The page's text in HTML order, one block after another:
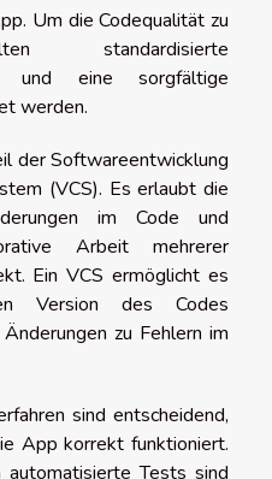
Um die Codequalität zu
standardisierte
und eine sorgfältige
werden.
der Softwareentwicklung
(VCS). Es erlaubt die
im Code und
Arbeit mehrerer
Ein VCS ermöglicht es
Version des Codes
zu Fehlern im
sind entscheidend,
App korrekt funktioniert.
Tests sind